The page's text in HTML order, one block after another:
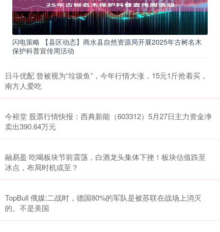
闪电策略 【县区动态】商水县自然资源局开展2025年古树名木
保护科普宣传周活动
日斗优配 曾被视为“垃圾鱼”，今年行情大涨，15元1斤抢着买，
南方人爱吃
今裕堂 股票行情快报：西典新能（603312）5月27日主力资金净
卖出390.64万元
融易盈 吃喝板块节前震荡，白酒龙头集体下挫！板块估值跌至
冰点，布局时机或至？
TopBull 俄媒:二战时，德国80%的军队是被苏联在战场上消灭
的。不是美国